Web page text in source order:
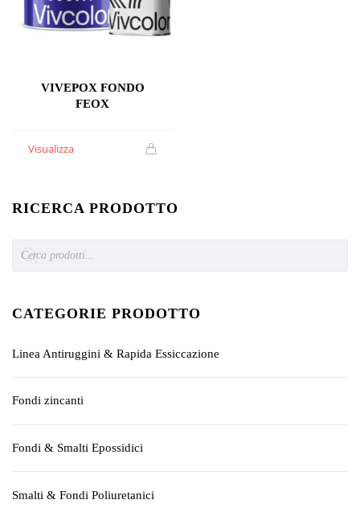
VIVEPOX FONDO
FEOX
Visualizza
RICERCA PRODOTTO
search
CATEGORIE PRODOTTO
Linea Antiruggini & Rapida Essiccazione
Fondi zincanti
Fondi & Smalti Epossidici
Smalti & Fondi Poliuretanici